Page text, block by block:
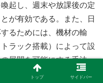
起し、週末や放課後の定
が有効である。また、日
るためには、機材の輸
ラック搭載）によって設
展開を可能にする手法
モデル」）が効果的であ
トップ サイドバー